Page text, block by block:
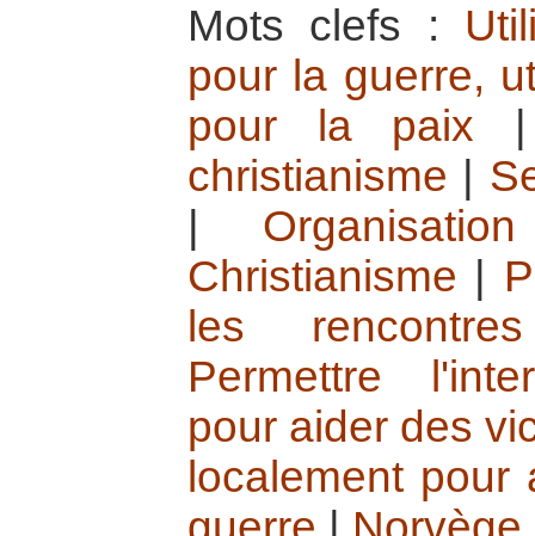
Mots clefs :
pour la guerre,
pour la paix
christianisme
Christianisme
les
Permettre
pour aider des
localement